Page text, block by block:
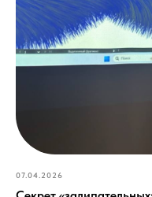
07.04.2026